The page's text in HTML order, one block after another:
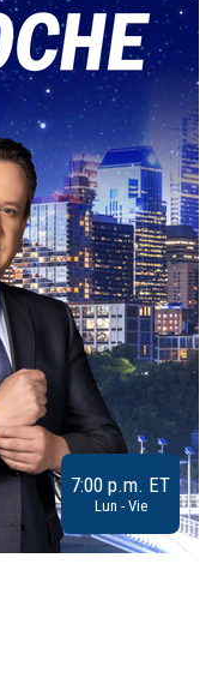
7:00 p.m. ET
Lun - Vie